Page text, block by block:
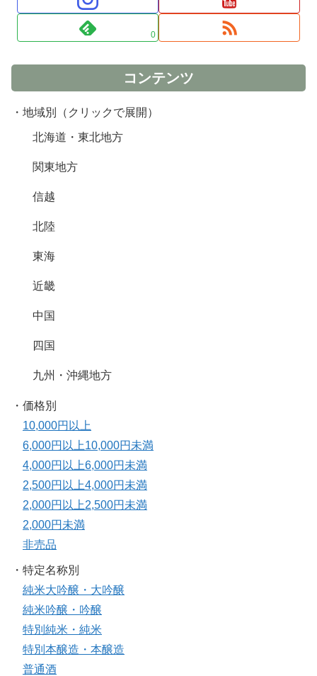
0
コンテンツ
・地域別（クリックで展開）
北海道・東北地方
関東地方
信越
北陸
東海
近畿
中国
四国
九州・沖縄地方
・価格別
10,000円以上
6,000円以上10,000円未満
4,000円以上6,000円未満
2,500円以上4,000円未満
2,000円以上2,500円未満
2,000円未満
非売品
・特定名称別
純米大吟醸・大吟醸
純米吟醸・吟醸
特別純米・純米
特別本醸造・本醸造
普通酒